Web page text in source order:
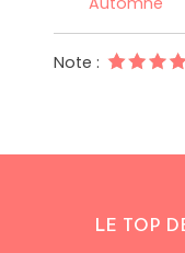
Note :
LE TOP